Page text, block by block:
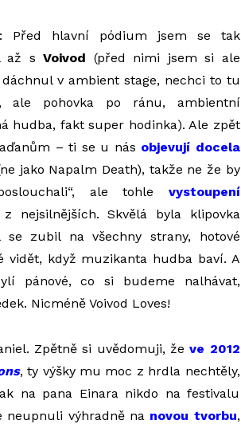
: Před hlavní pódium jsem se tak
až s Voivod (před nimi jsem si ale
dáchnul v ambient stage, nechci to tu
ale pohovka po ránu, ambientní
hudba, fakt super hodinka). Ale zpět
– ti se u nás objevují docela
jako Napalm Death), takže ne že by
ale tohle vystoupení
z nejsilnějších. Skvělá byla klipovka
zubil na všechny strany, hotové
vidět, když muzikanta hudba baví. A
pánové, co si budeme nalhávat,
Nicméně Voivod Loves!
Zpětně si uvědomuji, ževe 2012
, ty výšky mu moc z hrdla nechtěly,
na pana Einara nikdo na festivalu
neupnuli výhradně na novou tvorbu,